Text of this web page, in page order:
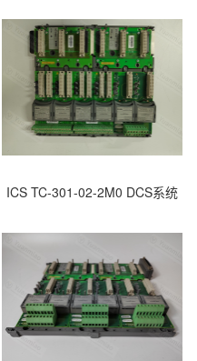
ICS TC-301-02-2M0 DCS系统